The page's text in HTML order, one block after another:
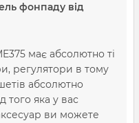
фонпаду від
має абсолютно ті
регулятори в тому
абсолютно
того яка у вас
ви можете